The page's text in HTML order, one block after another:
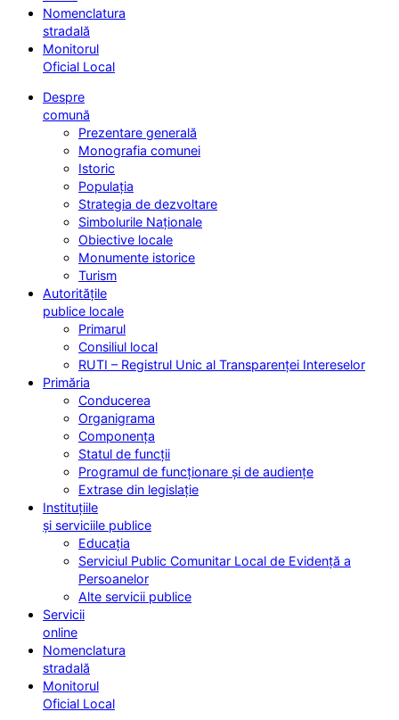
Nomenclatura
stradală
Monitorul
Oficial Local
Despre
comună
Prezentare generală
Monografia comunei
Istoric
Populația
Strategia de dezvoltare
Simbolurile Naționale
Obiective locale
Monumente istorice
Turism
Autoritățile
publice locale
Primarul
Consiliul local
RUTI – Registrul Unic al Transparenței Intereselor
Primăria
Conducerea
Organigrama
Componența
Statul de funcții
Programul de funcționare și de audiențe
Extrase din legislație
Instituțiile
și serviciile publice
Educația
Serviciul Public Comunitar Local de Evidență a
Persoanelor
Alte servicii publice
Servicii
online
Nomenclatura
stradală
Monitorul
Oficial Local